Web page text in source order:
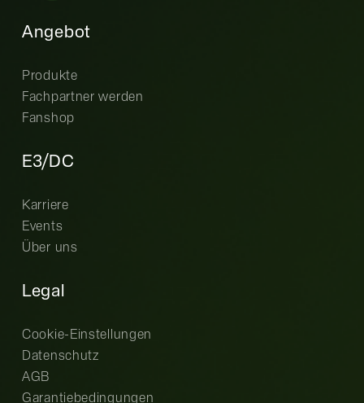
Angebot
Produkte
Fachpartner werden
Fanshop
E3/DC
Karriere
Events
Über uns
Legal
Cookie-Einstellungen
Datenschutz
AGB
Garantiebedingungen